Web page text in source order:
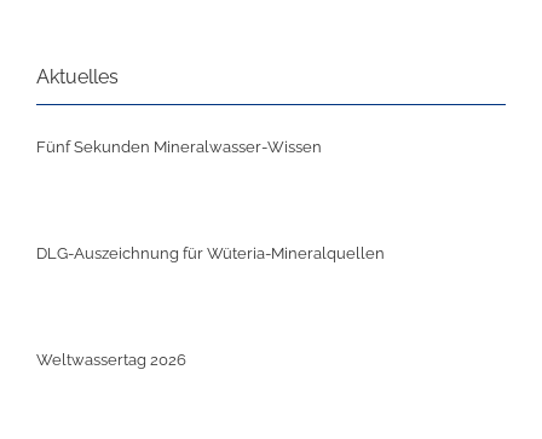
Aktuelles
Fünf Sekunden Mineralwasser-Wissen
DLG-Auszeichnung für Wüteria-Mineralquellen
Weltwassertag 2026